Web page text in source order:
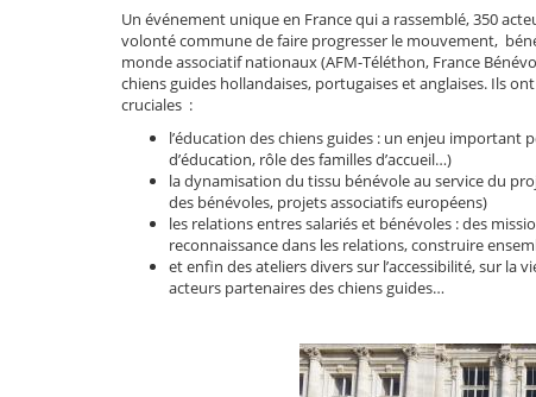
Un événement unique en France qui a rassemblé, 350
volonté commune de faire progresser le mouvement,
monde associatif nationaux (AFM-Téléthon, France
chiens guides hollandaises, portugaises et anglaises. Ils
cruciales :
l’éducation des chiens guides : un enjeu important
d’éducation, rôle des familles d’accueil…)
la dynamisation du tissu bénévole au service du
des bénévoles, projets associatifs européens)
les relations entres salariés et bénévoles : des
reconnaissance dans les relations, construire
et enfin des ateliers divers sur l’accessibilité, sur la
acteurs partenaires des chiens guides…